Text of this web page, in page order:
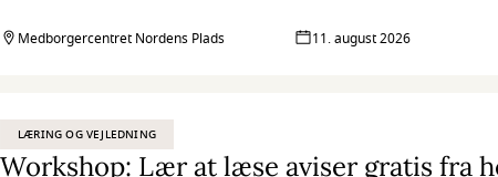
Medborgercentret Nordens Plads 11. august 2026
LÆRING OG VEJLEDNING